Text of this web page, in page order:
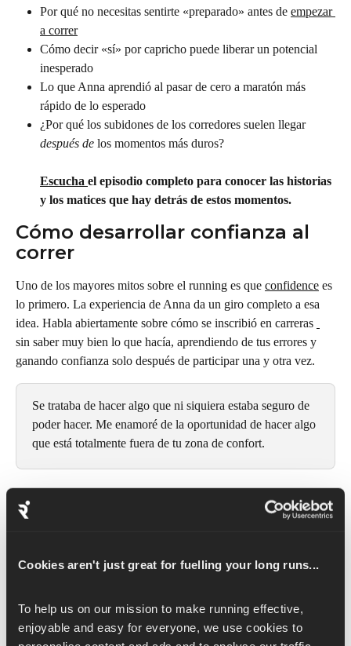
Cookies aren't just great for fuelling your long runs...
To help us on our mission to make running effective,
enjoyable and easy for everyone, we use cookies to
Por qué no necesitas sentirte «preparado» antes de empezar
a correr
Cómo decir «sí» por capricho puede liberar un potencial
inesperado
Lo que Anna aprendió al pasar de cero a maratón más
rápido de lo esperado
¿Por qué los subidones de los corredores suelen llegar
después de los momentos más duros?
Escucha el episodio completo para conocer las historias
y los matices que hay detrás de estos momentos.
Cómo desarrollar confianza al
correr
Uno de los mayores mitos sobre el running es que confidence es
lo primero. La experiencia de Anna da un giro completo a esa
idea. Habla abiertamente sobre cómo se inscribió en carreras
sin saber muy bien lo que hacía, aprendiendo de tus errores y
ganando confianza solo después de participar una y otra vez.
Se trataba de hacer algo que ni siquiera estaba seguro de
poder hacer. Me enamoré de la oportunidad de hacer algo
que está totalmente fuera de tu zona de confort.
Desde sobrevivir a tu primer maratón en Honolulu, hasta sufrir
tu ambición, la confianza, para Anna, nunca ha sido algo claro
La importancia de intentarlo